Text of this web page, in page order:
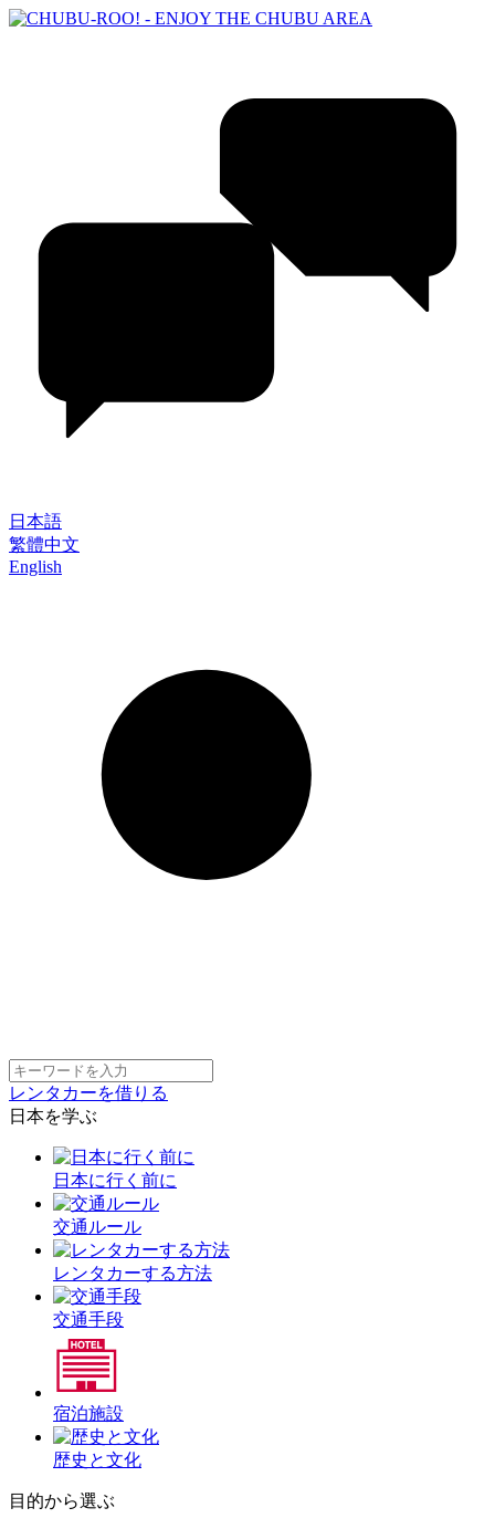
日本語
繁體中文
English
レンタカーを借りる
日本を学ぶ
日本に行く前に
交通ルール
レンタカーする方法
交通手段
宿泊施設
歴史と文化
目的から選ぶ